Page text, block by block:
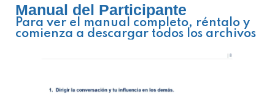
Manual del Participante
Para ver el manual completo, réntalo y
comienza a descargar todos los archivos